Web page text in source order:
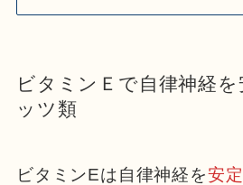
ビタミンＥで自律神経
ッツ類
ビタミンEは自律神経を安